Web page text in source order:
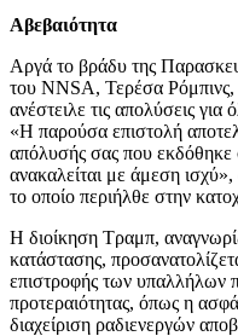
Αβεβαιότητα
Αργά το βράδυ της
του NNSA, Τερέσα
ανέστειλε τις απολύσεις
«Η παρούσα επιστολή
απόλυσής σας που εκδόθηκε
ανακαλείται με άμεση
το οποίο περιήλθε στην
Η διοίκηση Τραμπ,
κατάστασης,
επιστροφής των υπαλλήλων
προτεραιότητας, όπως η
διαχείριση ραδιενεργών